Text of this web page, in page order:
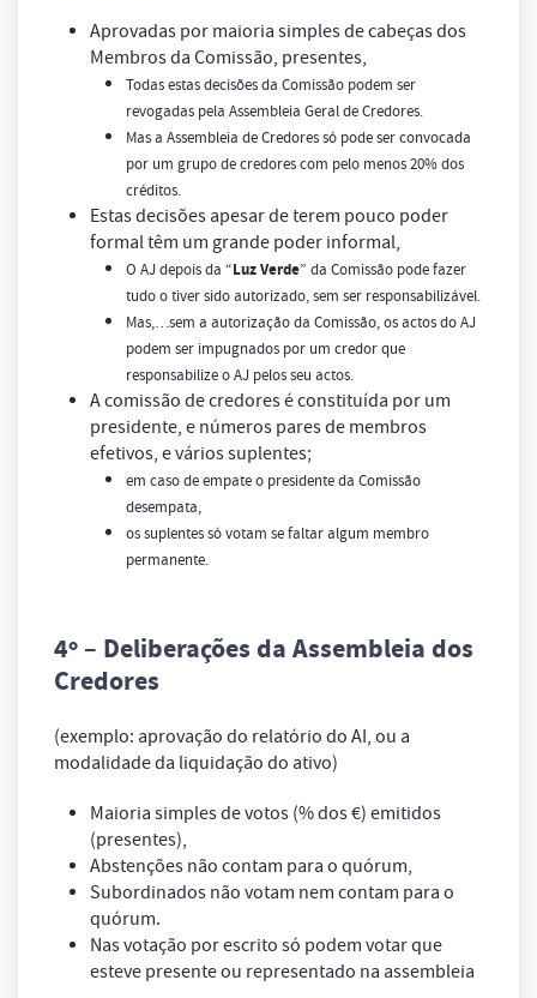
Aprovadas por maioria simples de cabeças dos
Membros da Comissão, presentes,
Todas estas decisões da Comissão podem ser
revogadas pela Assembleia Geral de Credores.
Mas a Assembleia de Credores só pode ser convocada
por um grupo de credores com pelo menos 20% dos
créditos.
Estas decisões apesar de terem pouco poder
formal têm um grande poder informal,
O AJ depois da “Luz Verde” da Comissão pode fazer
tudo o tiver sido autorizado, sem ser responsabilizável.
Mas,…sem a autorização da Comissão, os actos do AJ
podem ser impugnados por um credor que
responsabilize o AJ pelos seu actos.
A comissão de credores é constituída por um
presidente, e números pares de membros
efetivos, e vários suplentes;
em caso de empate o presidente da Comissão
desempata,
os suplentes só votam se faltar algum membro
permanente.
4º – Deliberações da Assembleia dos
Credores
(exemplo: aprovação do relatório do AI, ou a
modalidade da liquidação do ativo)
Maioria simples de votos (% dos €) emitidos
(presentes),
Abstenções não contam para o quórum,
Subordinados não votam nem contam para o
quórum.
Nas votação por escrito só podem votar que
esteve presente ou representado na assembleia